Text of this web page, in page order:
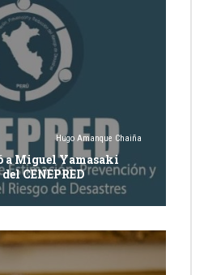
Hugo Amanque Chaiña
a Miguel Yamasaki
CENEPRED